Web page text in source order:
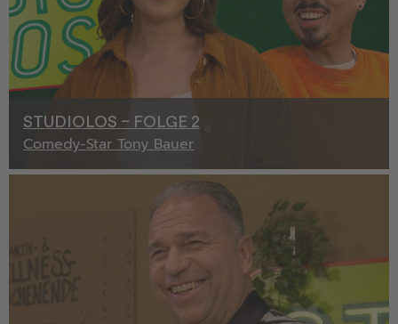
STUDIOLOS – FOLGE 2
Comedy-Star Tony Bauer